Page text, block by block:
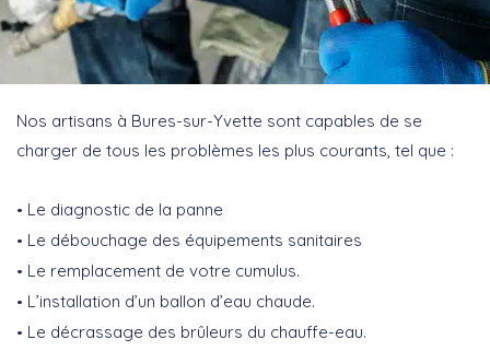
Nos artisans à Bures-sur-Yvette sont capables de se
charger de tous les problèmes les plus courants, tel que :
Le diagnostic de la panne
Le débouchage des équipements sanitaires
Le remplacement de votre cumulus.
L’installation d’un ballon d’eau chaude.
Le décrassage des brûleurs du chauffe-eau.